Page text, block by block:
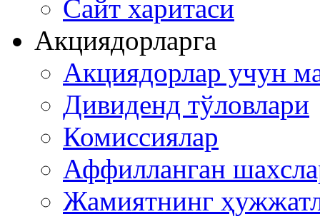
Сайт харитаси
Акциядорларга
Акциядорлар учун
Дивиденд тўловлари
Комиссиялар
Аффилланган
Жамиятнинг